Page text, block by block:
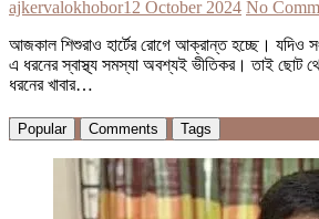
ajkervalokhobor12 October 2024 No
আজকাল শিশুরাও হার্টের রোগে আক্রান্ত হচ্ছে। যদিও
এ ধরনের স্বাস্থ্য সমস্যা অবশ্যই ভীতিকর। তাই ছোট
ধরনের খাবার…
Popular Comments Tags